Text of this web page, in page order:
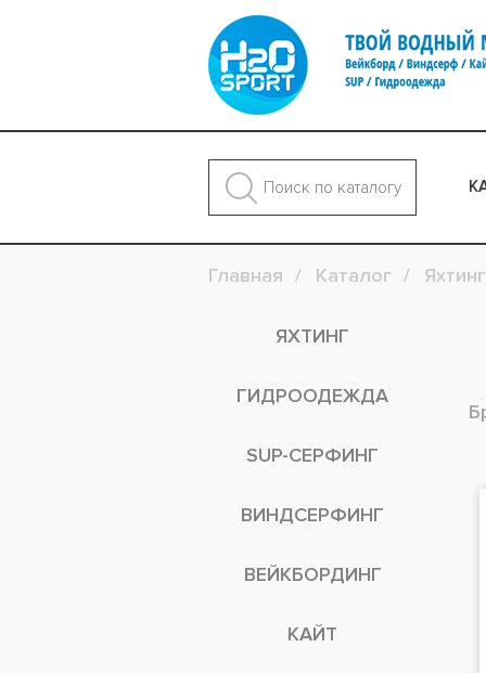
Главная Каталог Яхтинг
ЯХТИНГ
ГИДРООДЕЖДА
SUP-СЕРФИНГ
ВИНДСЕРФИНГ
ВЕЙКБОРДИНГ
КАЙТ